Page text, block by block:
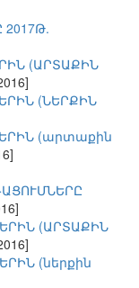
(ԱՐՏԱՔԻՆ
(ՆԵՐՔԻՆ
(արտաքին
(ԱՐՏԱՔԻՆ
(ներքին